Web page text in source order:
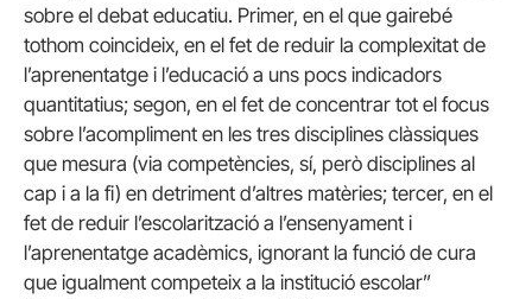
sobre el debat educatiu. Primer, en el que gairebé
tothom coincideix, en el fet de reduir la complexitat de
l’aprenentatge i l’educació a uns pocs indicadors
quantitatius; segon, en el fet de concentrar tot el focus
sobre l’acompliment en les tres disciplines clàssiques
que mesura (via competències, sí, però disciplines al
cap i a la fi) en detriment d’altres matèries; tercer, en el
fet de reduir l’escolarització a l’ensenyament i
l’aprenentatge acadèmics, ignorant la funció de cura
que igualment competeix a la institució escolar”